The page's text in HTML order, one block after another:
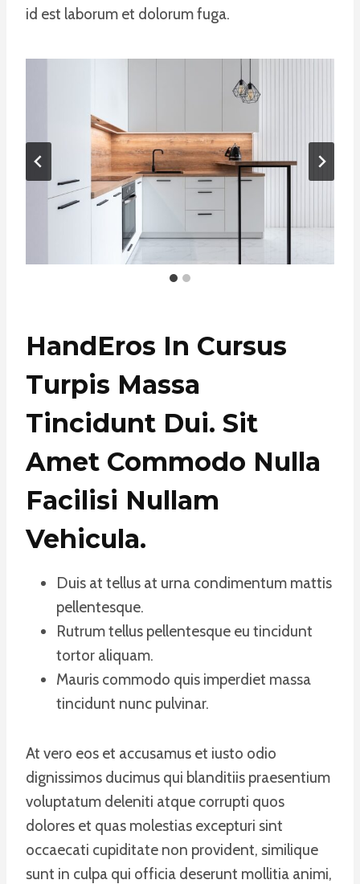
id est laborum et dolorum fuga.
HandEros In Cursus
Turpis Massa
Tincidunt Dui. Sit
Amet Commodo Nulla
Facilisi Nullam
Vehicula.
Duis at tellus at urna condimentum mattis
pellentesque.
Rutrum tellus pellentesque eu tincidunt
tortor aliquam.
Mauris commodo quis imperdiet massa
tincidunt nunc pulvinar.
At vero eos et accusamus et iusto odio
dignissimos ducimus qui blanditiis praesentium
voluptatum deleniti atque corrupti quos
dolores et quas molestias excepturi sint
occaecati cupiditate non provident, similique
sunt in culpa qui officia deserunt mollitia animi,